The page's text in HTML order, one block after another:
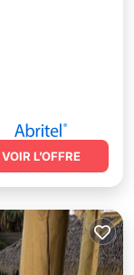
VOIR L’OFFRE